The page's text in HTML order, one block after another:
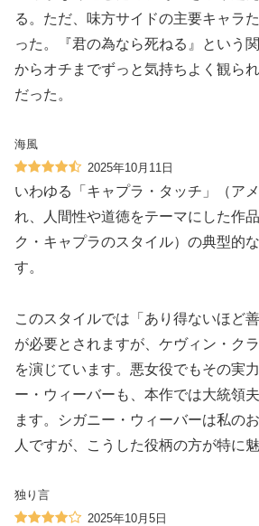
る。ただ、味方サイドの主要キャラ
った。『君の為なら死ねる』という
からオチまでずっと気持ちよく観ら
だった。
海風
2025年10月11日
いわゆる「キャプラ・タッチ」（ア
れ、人間性や道徳をテーマにした作
ク・キャプラのスタイル）の典型的
す。
このスタイルでは「あり得ないほど
が必要とされますが、ケヴィン・ク
を演じています。悪女役でもその実
ー・ウィーバーも、本作では大統領
ます。シガニー・ウィーバーは私の
人ですが、こうした役柄の方が特に
独り言
2025年10月5日